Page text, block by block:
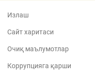
Излаш
Сайт харитаси
Очиқ маълумотлар
Коррупцияга қарши